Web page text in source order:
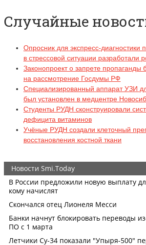
Случайные
Опросник для экспресс-диагностики
в стрессовой ситуации разработали
Законопроект о запрете пропаганды
на рассмотрение Госдумы РФ
Специализированный аппарат УЗИ
был установлен в медцентре
Студенты РУДН сконструировали
дефицита витаминов
Учёные РУДН создали клеточный
восстановления костной ткани